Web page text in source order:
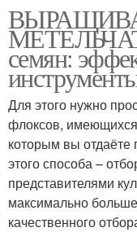
семян:
Для этого нужно
флоксов,
которым вы
этого способа –
представителями
максимально
качественного